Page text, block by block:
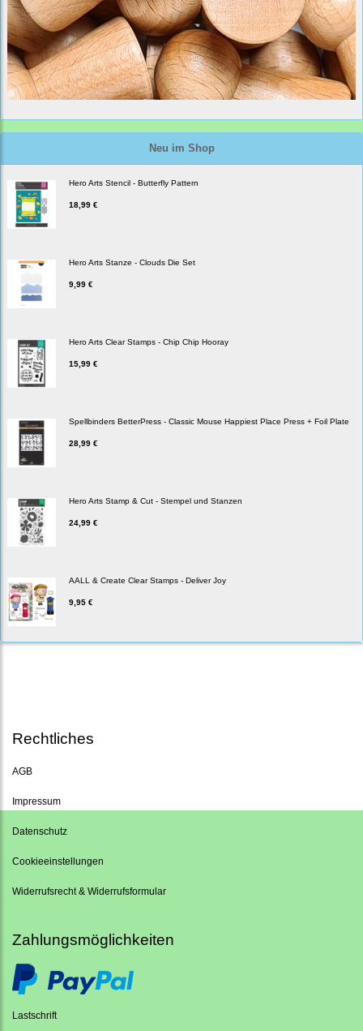
Neu im Shop
Hero Arts Stencil - Butterfly Pattern
18,99 €
Hero Arts Stanze - Clouds Die Set
9,99 €
Hero Arts Clear Stamps - Chip Chip Hooray
15,99 €
Spellbinders BetterPress - Classic Mouse Happiest Place Press + Foil Plate
28,99 €
Hero Arts Stamp & Cut - Stempel und Stanzen
24,99 €
AALL & Create Clear Stamps - Deliver Joy
9,95 €
Rechtliches
AGB
Impressum
Datenschutz
Cookieeinstellungen
Widerrufsrecht & Widerrufsformular
Zahlungsmöglichkeiten
Lastschrift